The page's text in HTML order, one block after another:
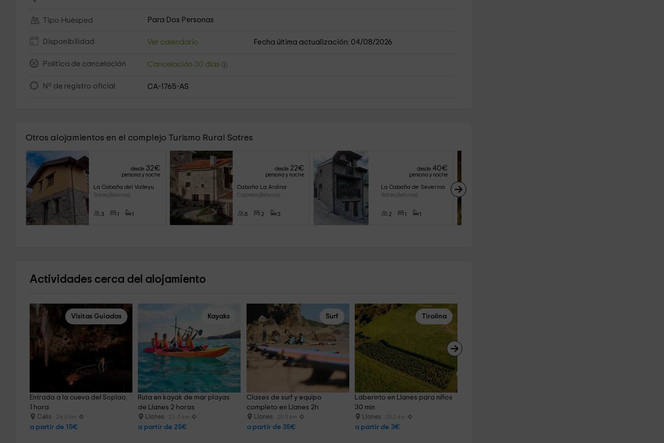
Tipo Huésped Para Dos Personas
Disponibilidad Ver calendario Fecha última actualización: 04/08/2026
Política de cancelación Cancelación 30 días
Nº de registro oficial CA-1765-AS
Otros alojamientos en el complejo Turismo Rural Sotres
desde 32€
persona y noche
La Cabaña del Valleyu
Sotres (Asturias)
3 1 1
desde 22€
persona y noche
Cabaña La Ardina
Cabrera (Asturias)
5 2 3
desde 40€
persona y noche
La Cabaña de Severina
Sotres (Asturias)
2 1 1
Actividades cerca del alojamiento
Visitas Guiadas
Entrada a la cueva del Soplao,
1 hora
Celis 26.0 km
a partir de 15€
Kayaks
Ruta en kayak de mar playas
de Llanes 2 horas
Llanes 22.2 km
a partir de 25€
Surf
Clases de surf y equipo
completo en Llanes 2h
Llanes 20.5 km
a partir de 35€
Tirolina
Laberinto en Llanes para niños
30 min
Llanes 23.2 km
a partir de 3€